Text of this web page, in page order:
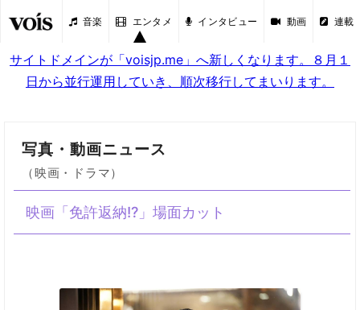
音楽 エンタメ インタビュー 動画 連載
サイトドメインが「voisjp.me」へ新しくなります。８月１
日から並行運用していき、順次移行してまいります。
写真・動画ニュース
（映画・ドラマ）
映画「免許返納!?」場面カット